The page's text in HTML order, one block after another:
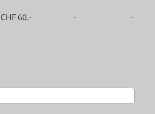
CHF 60.- - -